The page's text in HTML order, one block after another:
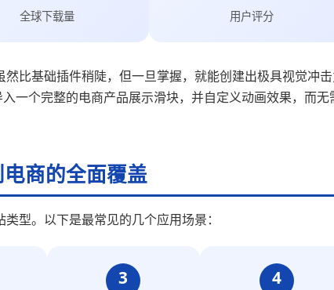
全球下载量 用户评分
比基础插件稍陡，但一旦掌握，就能创建出极具视觉冲
一个完整的电商产品展示滑块，并自定义动画效果，而无
商的全面覆盖
型。以下是最常见的几个应用场景：
3 4